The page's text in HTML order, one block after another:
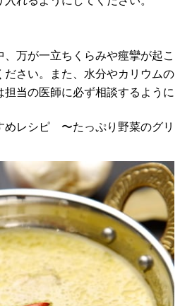
万が一立ちくらみや痙攣が起こ
ださい。また、水分やカリウムの
当の医師に必ず相談するように
めレシピ 〜たっぷり野菜のグリ